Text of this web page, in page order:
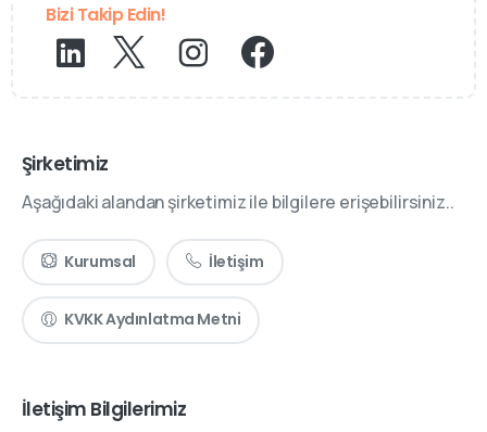
Bizi Takip Edin!
Şirketimiz
Aşağıdaki alandan şirketimiz ile bilgilere erişebilirsiniz..
Kurumsal İletişim
KVKK Aydınlatma Metni
İletişim Bilgilerimiz